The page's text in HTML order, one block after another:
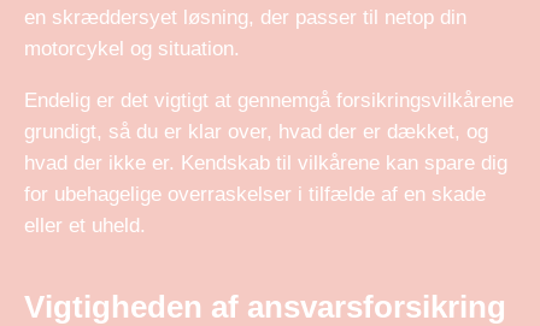
en skræddersyet løsning, der passer til netop din
motorcykel og situation.
Endelig er det vigtigt at gennemgå forsikringsvilkårene
grundigt, så du er klar over, hvad der er dækket, og
hvad der ikke er. Kendskab til vilkårene kan spare dig
for ubehagelige overraskelser i tilfælde af en skade
eller et uheld.
Vigtigheden af ansvarsforsikring